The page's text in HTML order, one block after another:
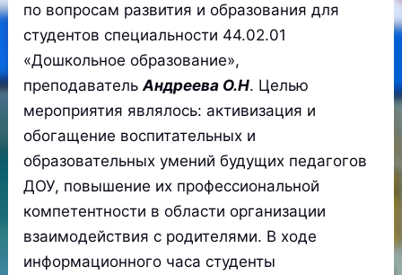
по вопросам развития и образования для
студентов специальности 44.02.01
«Дошкольное образование»,
преподавательАндреева О.Н. Целью
мероприятия являлось: активизация и
обогащение воспитательных и
образовательных умений будущих педагогов
ДОУ, повышение их профессиональной
компетентности в области организации
взаимодействия с родителями. В ходе
информационного часа студенты